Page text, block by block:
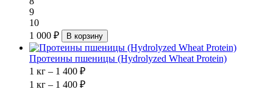
9
10
1 000 ₽
В корзину
Протеины пшеницы (Hydrolyzed Wheat Protein)
1 кг – 1 400 ₽
1 кг – 1 400 ₽